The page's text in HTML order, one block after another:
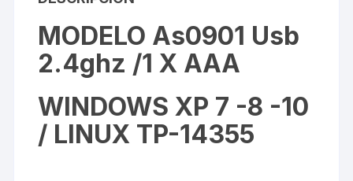
MODELO As0901 Usb
2.4ghz /1 X AAA
WINDOWS XP 7 -8 -10
/ LINUX TP-14355